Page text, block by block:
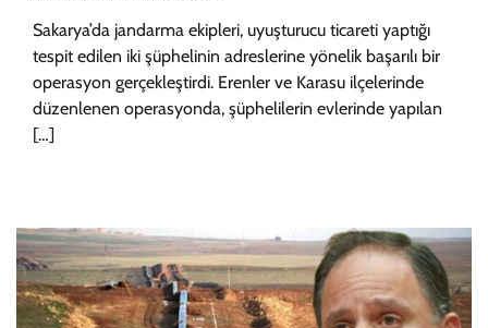
Sakarya’da jandarma ekipleri, uyuşturucu ticareti yaptığı
tespit edilen iki şüphelinin adreslerine yönelik başarılı bir
operasyon gerçekleştirdi. Erenler ve Karasu ilçelerinde
düzenlenen operasyonda, şüphelilerin evlerinde yapılan
[…]